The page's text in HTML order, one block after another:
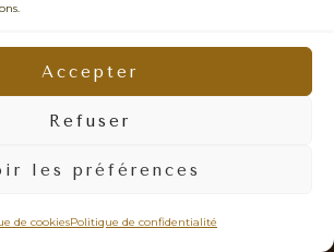
Accepter
Refuser
les préférences
de cookiesPolitique de confidentialité
• IMAGES NATURELLES •
• REGARD BIENVEILLANT • LÂCHER-PRISE •
RESSEMBLENT • DOUCEUR • PRÉSENCE
Photographe Portrait, Famille & Mariage Vannes -
- Theix-Noyalo - La Roche Bernard - Muzillac -